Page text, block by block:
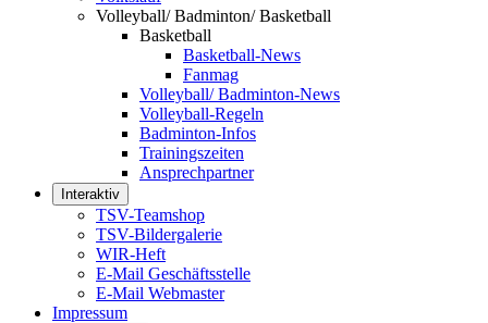
Volleyball/ Badminton/ Basketball
Basketball
Basketball-News
Fanmag
Volleyball/ Badminton-News
Volleyball-Regeln
Badminton-Infos
Trainingszeiten
Ansprechpartner
Interaktiv
TSV-Teamshop
TSV-Bildergalerie
WIR-Heft
E-Mail Geschäftsstelle
E-Mail Webmaster
Impressum